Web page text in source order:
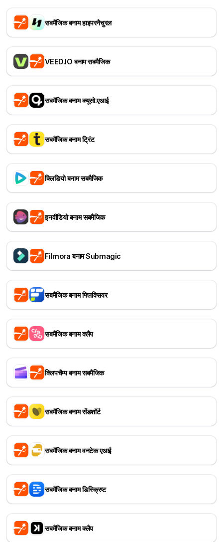
सबमैजिक बनाम हाइपरनैचुरल
VEED.IO बनाम सबमैजिक
सबमैजिक बनाम क्यूसो.एआई
सबमैजिक बनाम ट्रिंट
क्लिडियो बनाम सबमैजिक
इनवीडियो बनाम सबमैजिक
Filmora बनाम Submagic
सबमैजिक बनाम फ्लिक्सियर
सबमैजिक बनाम क्लैप
क्लिपचैम्प बनाम सबमैजिक
सबमैजिक बनाम सेंडशॉर्ट
सबमैजिक बनाम वनटेक एआई
सबमैजिक बनाम डिस्क्रिप्ट
सबमैजिक बनाम क्लैप